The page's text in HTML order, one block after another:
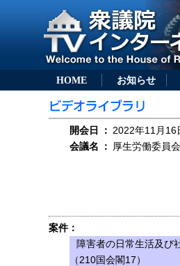
HOME お知らせ
開会日 ： 2022年11月16
会議名
： 厚生労働委員
案件：
障害者の日常生活及び
（210国会閣17）